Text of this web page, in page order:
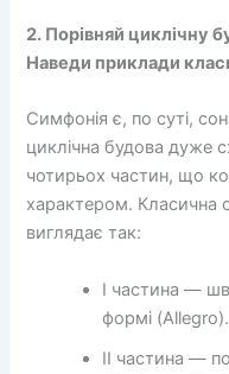
2. Порівняй циклічну
Наведи приклади
Симфонія є, по суті,
циклічна будова дуже
чотирьох частин, що
характером. Класична
виглядає так:
I частина —
формі (Allegro).
II частина —